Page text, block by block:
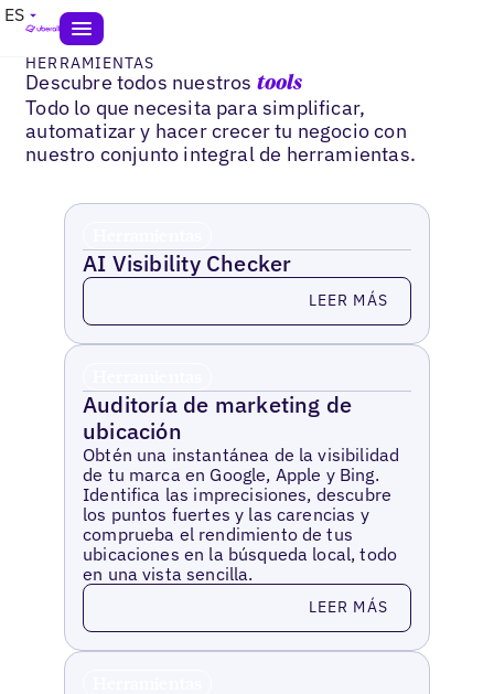
ES
HERRAMIENTAS
Descubre todos nuestros tools
Todo lo que necesita para simplificar,
automatizar y hacer crecer tu negocio con
nuestro conjunto integral de herramientas.
AI Visibility Checker
Leer más LEER MÁS
Auditoría de marketing de
ubicación
Obtén una instantánea de la visibilidad
de tu marca en Google, Apple y Bing.
Identifica las imprecisiones, descubre
los puntos fuertes y las carencias y
comprueba el rendimiento de tus
ubicaciones en la búsqueda local, todo
en una vista sencilla.
Leer más LEER MÁS